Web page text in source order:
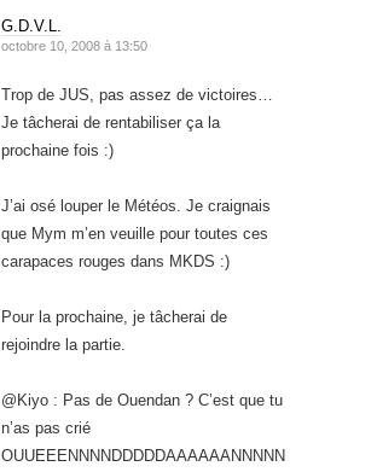
G.D.V.L.
octobre 10, 2008 à 13:50
Trop de JUS, pas assez de victoires…
Je tâcherai de rentabiliser ça la
prochaine fois :)
J’ai osé louper le Météos. Je craignais
que Mym m’en veuille pour toutes ces
carapaces rouges dans MKDS :)
Pour la prochaine, je tâcherai de
rejoindre la partie.
@Kiyo : Pas de Ouendan ? C’est que tu
n’as pas crié
OUUEEENNNNDDDDDAAAAAANNNNN